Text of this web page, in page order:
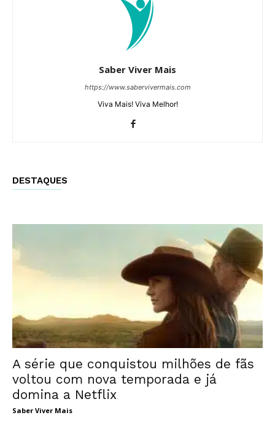
Saber Viver Mais
https://www.sabervivermais.com
Viva Mais! Viva Melhor!
DESTAQUES
A série que conquistou milhões de fãs
voltou com nova temporada e já
domina a Netflix
Saber Viver Mais